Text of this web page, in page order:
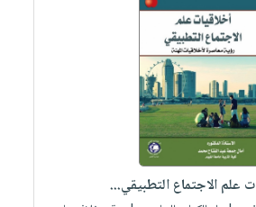
علم الاجتماع التطبيقي...